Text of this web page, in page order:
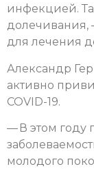
инфекцией.
долечивания,
для лечения
Александр
активно
COVID-19.
— В этом году
молодого